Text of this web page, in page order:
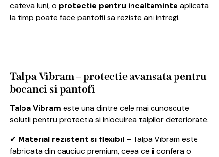
cateva luni, o protectie pentru incaltaminte aplicata
la timp poate face pantofii sa reziste ani intregi.
Talpa Vibram – protectie avansata pentru
bocanci si pantofi
Talpa Vibram este una dintre cele mai cunoscute
solutii pentru protectia si inlocuirea talpilor deteriorate.
✔ Material rezistent si flexibil – Talpa Vibram este
fabricata din cauciuc premium, ceea ce ii confera o